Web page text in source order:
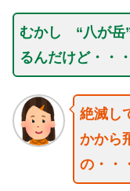
むかし “八が岳
るんだけど・・・
絶滅し
かから
の・・